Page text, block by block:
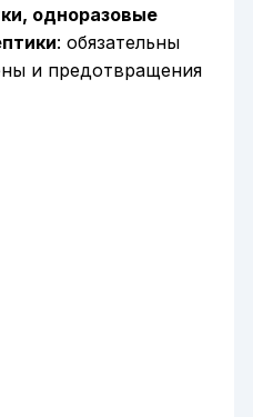
одноразовые
: обязательны
и предотвращения